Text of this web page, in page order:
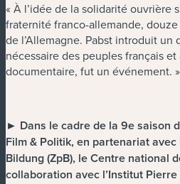
« À l’idée de la solidarité ouvrière
fraternité franco-allemande, douze
de l’Allemagne. Pabst introduit un
nécessaire des peuples français
documentaire, fut un événement. »
► Dans le cadre de la 9e saison
Film & Politik, en partenariat
Bildung (ZpB), le Centre national
collaboration avec l’Institut Pierre